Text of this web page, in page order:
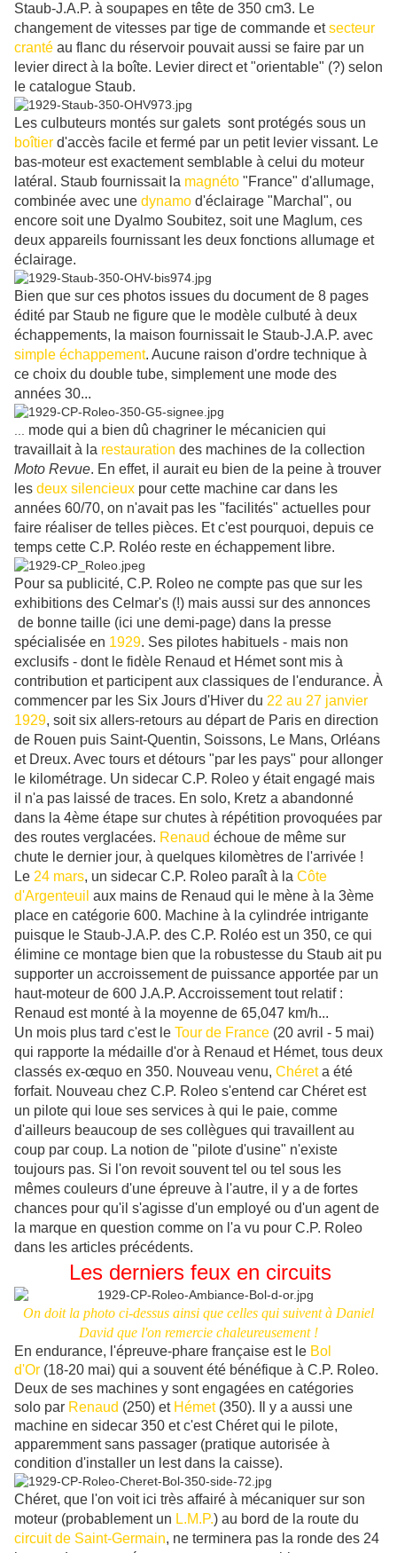
Staub-J.A.P. à soupapes en tête de 350 cm3. Le
changement de vitesses par tige de commande etsecteur
cranté au flanc du réservoir pouvait aussi se faire par un
levier direct à la boîte. Levier direct et "orientable" (?) selon
le catalogue Staub.
Les culbuteurs montés sur galets sont protégés sous un
boîtier d'accès facile et fermé par un petit levier vissant. Le
bas-moteur est exactement semblable à celui du moteur
latéral. Staub fournissait la magnéto "France" d'allumage,
combinée avec une dynamo d'éclairage "Marchal", ou
encore soit une Dyalmo Soubitez, soit une Maglum, ces
deux appareils fournissant les deux fonctions allumage et
éclairage.
Bien que sur ces photos issues du document de 8 pages
édité par Staub ne figure que le modèle culbuté à deux
échappements, la maison fournissait le Staub-J.A.P. avec
simple échappement. Aucune raison d'ordre technique à
ce choix du double tube, simplement une mode des
années 30...
mode qui a bien dû chagriner le mécanicien qui
travaillait à la restauration des machines de la collection
Moto Revue. En effet, il aurait eu bien de la peine à trouver
les deux silencieux pour cette machine car dans les
années 60/70, on n'avait pas les "facilités" actuelles pour
faire réaliser de telles pièces. Et c'est pourquoi, depuis ce
temps cette C.P. Roléo reste en échappement libre.
Pour sa publicité, C.P. Roleo ne compte pas que sur les
exhibitions des Celmar's (!) mais aussi sur des annonces
de bonne taille (ici une demi-page) dans la presse
spécialisée en 1929. Ses pilotes habituels - mais non
exclusifs - dont le fidèle Renaud et Hémet sont mis à
contribution et participent aux classiques de l'endurance. À
commencer par les Six Jours d'Hiver du 22 au 27 janvier
1929, soit six allers-retours au départ de Paris en direction
de Rouen puis Saint-Quentin, Soissons, Le Mans, Orléans
et Dreux. Avec tours et détours "par les pays" pour allonger
le kilométrage. Un sidecar C.P. Roleo y était engagé mais
il n'a pas laissé de traces. En solo, Kretz a abandonné
dans la 4ème étape sur chutes à répétition provoquées par
des routes verglacées. Renaud échoue de même sur
chute le dernier jour, à quelques kilomètres de l'arrivée !
Le 24 mars, un sidecar C.P. Roleo paraît à la Côte
d'Argenteuil aux mains de Renaud qui le mène à la 3ème
place en catégorie 600. Machine à la cylindrée intrigante
puisque le Staub-J.A.P. des C.P. Roléo est un 350, ce qui
élimine ce montage bien que la robustesse du Staub ait pu
supporter un accroissement de puissance apportée par un
haut-moteur de 600 J.A.P. Accroissement tout relatif :
Renaud est monté à la moyenne de 65,047 km/h...
Un mois plus tard c'est le Tour de France (20 avril - 5 mai)
qui rapporte la médaille d'or à Renaud et Hémet, tous deux
classés ex-œquo en 350. Nouveau venu, Chéreta été
forfait. Nouveau chez C.P. Roleo s'entend car Chéret est
un pilote qui loue ses services à qui le paie, comme
d'ailleurs beaucoup de ses collègues qui travaillent au
coup par coup. La notion de "pilote d'usine" n'existe
toujours pas. Si l'on revoit souvent tel ou tel sous les
mêmes couleurs d'une épreuve à l'autre, il y a de fortes
chances pour qu'il s'agisse d'un employé ou d'un agent de
la marque en question comme on l'a vu pour C.P. Roleo
dans les articles précédents.
Les derniers feux en circuits
On doit la photo ci-dessus ainsi que celles qui suivent à Daniel
David que l'on remercie chaleureusement !
En endurance, l'épreuve-phare française est le Bol
d'Or (18-20 mai) qui a souvent été bénéfique à C.P. Roleo.
Deux de ses machines y sont engagées en catégories
solo par Renaud (250) et Hémet(350). Il y a aussi une
machine en sidecar 350 et c'est Chéret qui le pilote,
apparemment sans passager (pratique autorisée à
condition d'installer un lest dans la caisse).
Chéret, que l'on voit ici très affairé à mécaniquer sur son
moteur (probablement un L.M.P.) au bord de la route du
circuit de Saint-Germain, ne terminera pas la ronde des 24